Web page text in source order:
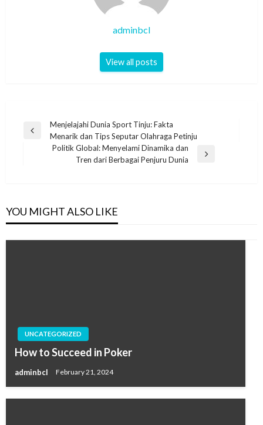
adminbcl
View all posts
Post
navigation
Previous
Menjelajahi Dunia Sport Tinju: Fakta
Menarik dan Tips Seputar Olahraga Petinju
Politik Global: Menyelami Dinamika dan
Tren dari Berbagai Penjuru Dunia
YOU MIGHT ALSO LIKE
UNCATEGORIZED
How to Succeed in Poker
adminbcl February 21, 2024